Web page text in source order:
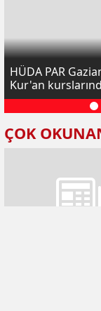
HÜDA PAR
Kur'an
ÇOK